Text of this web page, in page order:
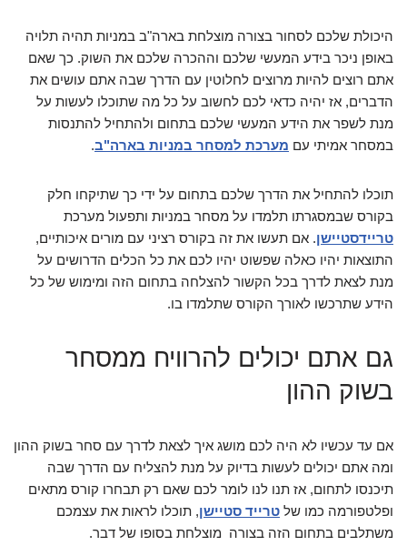
היכולת שלכם לסחור בצורה מוצלחת בארה"ב במניות תהיה תלויה
באופן ניכר בידע המעשי שלכם וההכרה שלכם את השוק. כך שאם
אתם רוצים להיות מרוצים לחלוטין עם הדרך שבה אתם עושים את
הדברים, אז יהיה כדאי לכם לחשוב על כל מה שתוכלו לעשות על
מנת לשפר את הידע המעשי שלכם בתחום ולהתחיל להתנסות
במסחר אמיתי עם מערכת למסחר במניות בארה"ב.
תוכלו להתחיל את הדרך שלכם בתחום על ידי כך שתיקחו חלק
בקורס שבמסגרתו תלמדו על מסחר במניות ותפעול מערכת
טריידסטיישן. אם תעשו את זה בקורס רציני עם מורים איכותיים,
התוצאות יהיו כאלה שפשוט יהיו לכם את כל הכלים הדרושים על
מנת לצאת לדרך בכל הקשור להצלחה בתחום הזה ומימוש של כל
הידע שתרכשו לאורך הקורס שתלמדו בו.
גם אתם יכולים להרוויח ממסחר
בשוק ההון
אם עד עכשיו לא היה לכם מושג איך לצאת לדרך עם סחר בשוק ההון
ומה אתם יכולים לעשות בדיוק על מנת להצליח עם הדרך שבה
תיכנסו לתחום, אז תנו לנו לומר לכם שאם רק תבחרו קורס מתאים
ופלטפורמה כמו של טרייד סטיישן, תוכלו לראות את עצמכם
משתלבים בתחום הזה בצורה מוצלחת בסופו של דבר.